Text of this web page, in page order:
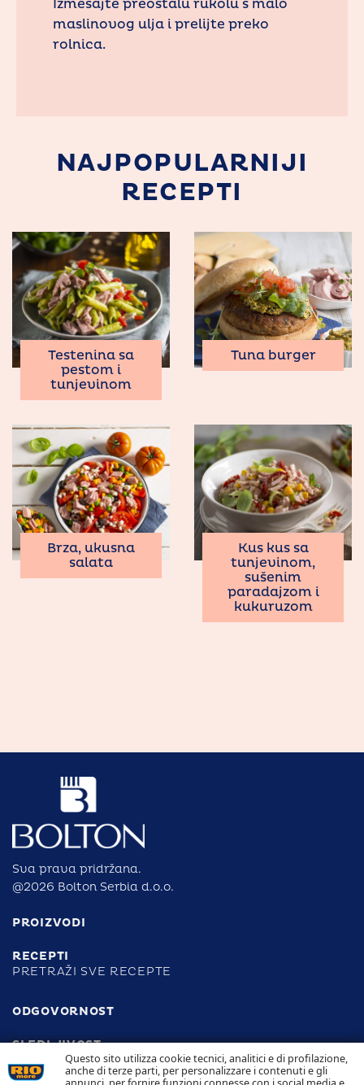
Questo sito utilizza cookie tecnici, analitici e di profilazione,
anche di terze parti, per personalizzare i contenuti e gli
Izmešajte preostalu rukolu s malo
maslinovog ulja i prelijte preko
rolnica.
NAJPOPULARNIJI
RECEPTI
Testenina sa
pestom i
tunjevinom
Tuna burger
Brza, ukusna
salata
Kus kus sa
tunjevinom,
sušenim
paradajzom i
kukuruzom
Sva prava pridržana.
@2026 Bolton Serbia d.o.o.
PROIZVODI
RECEPTI
PRETRAŽI SVE RECEPTE
ODGOVORNOST
SLEDLJIVOST
KONTAKT